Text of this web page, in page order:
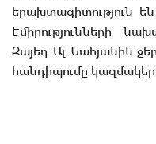
երախտագիտություն
Էմիրությունների
Զայեդ Ալ Նահյանին
հանդիպումը